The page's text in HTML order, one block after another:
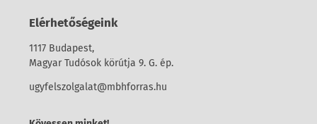
Elérhetőségeink
1117 Budapest,
Magyar Tudósok körútja 9. G. ép.
ugyfelszolgalat@mbhforras.hu